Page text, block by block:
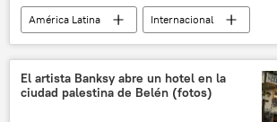
América Latina
Internacional
Tultepec
México
explosiones
víctimas
noticias
El artista Banksy abre un hotel en la
ciudad palestina de Belén (fotos)